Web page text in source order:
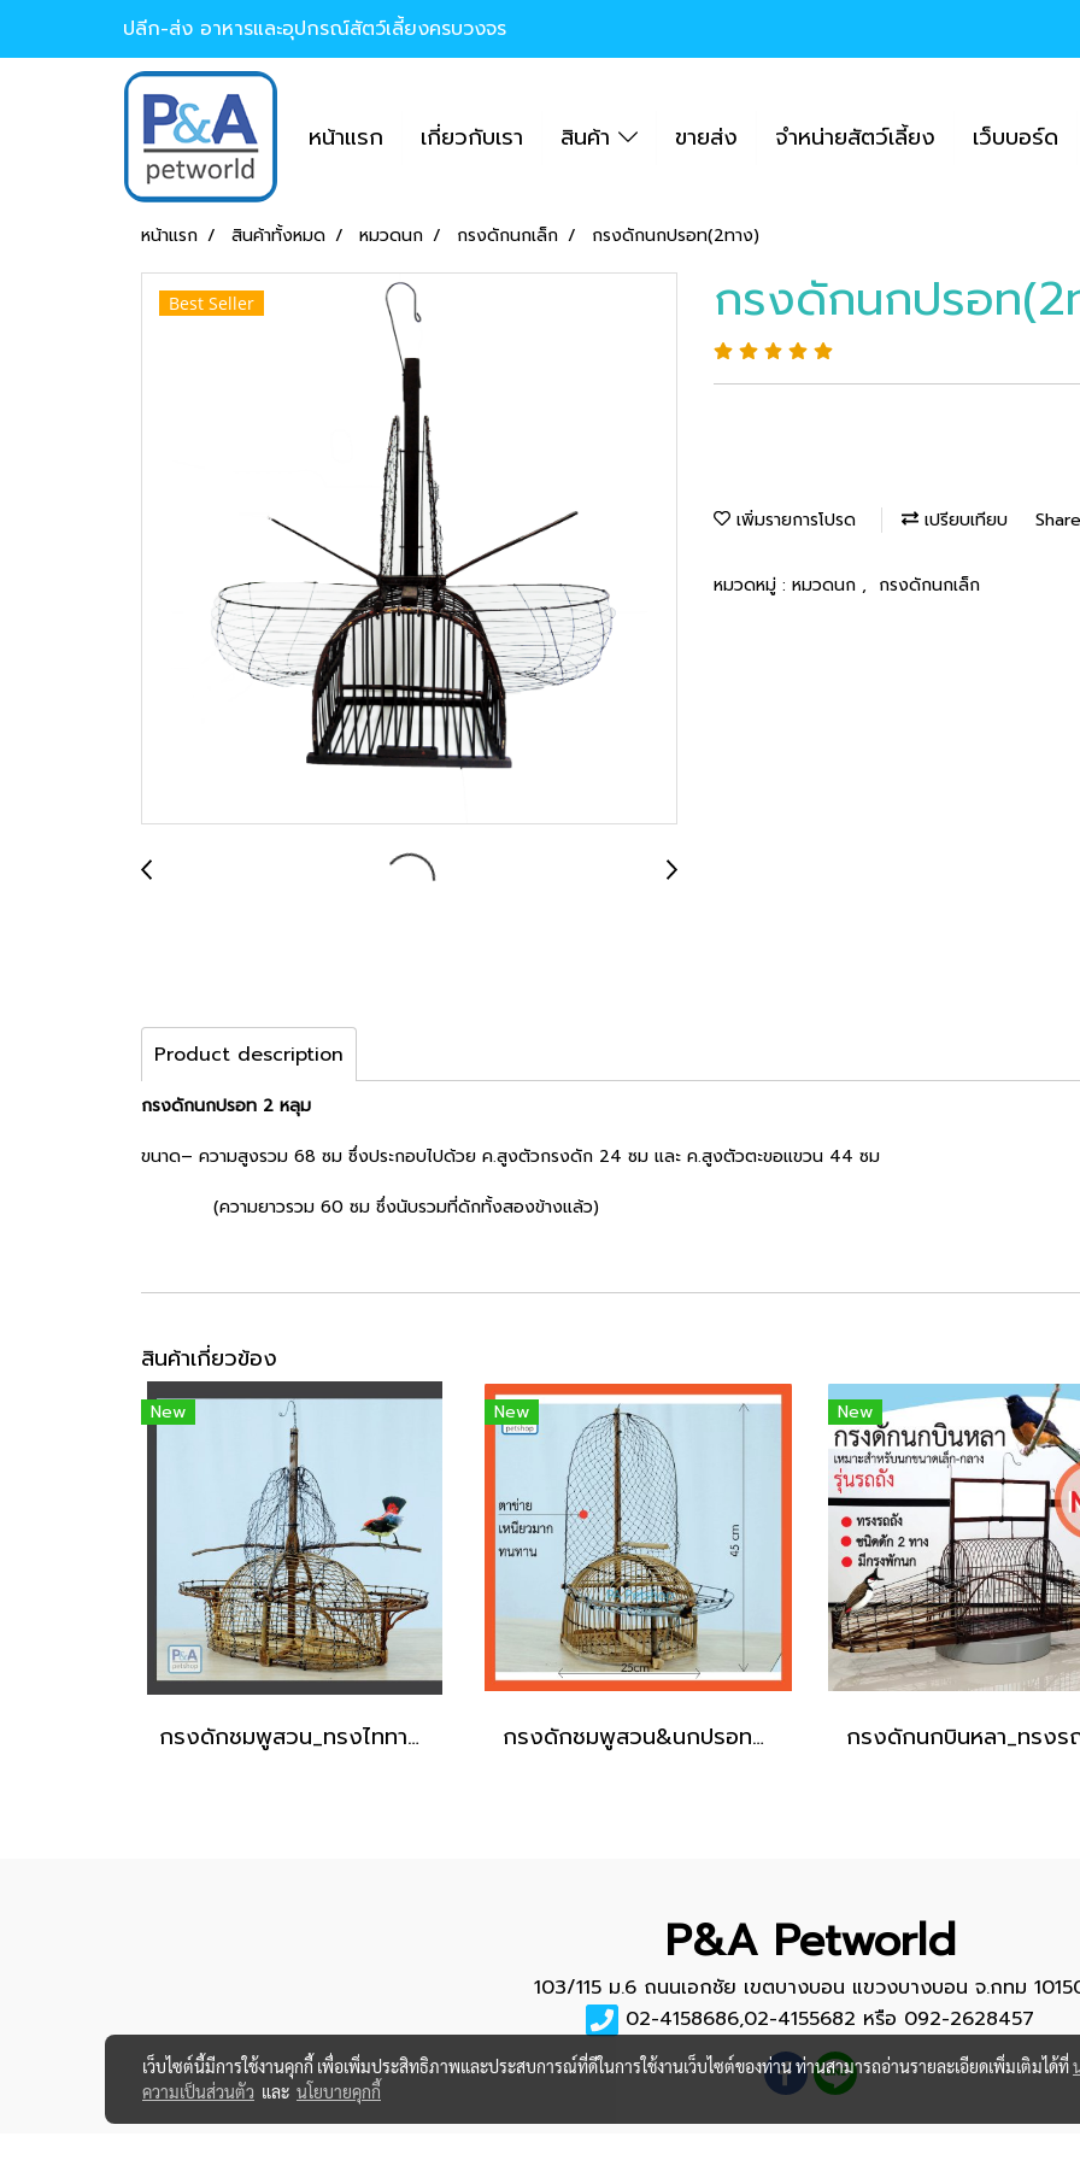
ปลีก-ส่ง อาหารและอุปกรณ์สัตว์เลี้ยงครบวงจร
หน้าแรก เกี่ยวกับเรา สินค้า ขายส่ง จำหน่ายสัตว์เลี้ยง เว็บบอร์ด
หน้าแรก สินค้าทั้งหมด หมวดนก กรงดักนกเล็ก กรงดักนกปรอท(2ทาง)
Best Seller กรงดักนกปรอท(2
เพิ่มรายการโปรด เปรียบเทียบ Share
หมวดหมู่ : หมวดนก , กรงดักนกเล็ก
Product description
กรงดักนกปรอท 2 หลุม
ขนาด– ความสูงรวม 68 ซม ซึ่งประกอบไปด้วย ค.สูงตัวกรงดัก 24 ซม และ ค.สูงตัวตะขอแขวน 44 ซม
(ความยาวรวม 60 ซม ซึ่งนับรวมที่ดักทั้งสองข้างแล้ว)
สินค้าเกี่ยวข้อง
New
กรงดักชมพูสวน_ทรงไททานิค [งานฝีมือ]
New
กรงดักชมพูสวน&นกปรอท_ทรงรองเท้าบูท
New
P&A Petworld
103/115 ม.6 ถนนเอกชัย เขตบางบอน แขวงบางบอน จ.กทม
02-4158686,02-4155682 หรือ 092-2628457
เว็บไซต์นี้มีการใช้งานคุกกี้ เพื่อเพิ่มประสิทธิภาพและประสบการณ์ที่ดีในการใช้งานเว็บไซต์ของท่าน ท่านสามารถอ่านรายละเอียดเพิ่มเติมได้ที่
ความเป็นส่วนตัว และ นโยบายคุกกี้